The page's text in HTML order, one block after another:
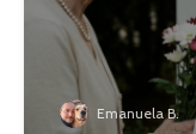
Emanuela B.